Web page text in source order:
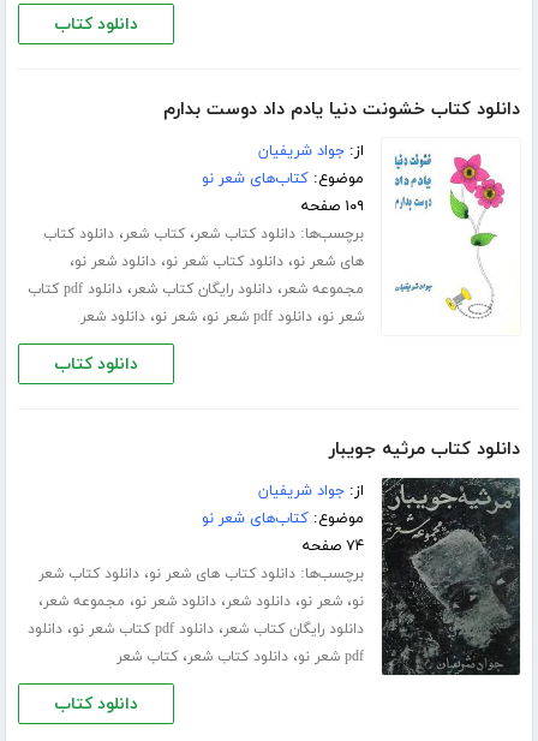
دانلود کتاب
دانلود کتاب خشونت دنیا یادم داد دوست بدارم
از:جواد شریفیان
موضوع:کتاب‌های شعر نو
۱۰۹ صفحه
برچسب‌ها:دانلود کتاب شعر،کتاب شعر،دانلود کتاب
های شعر نو،دانلود کتاب شعر نو،دانلود شعر نو،
مجموعه شعر،دانلود رایگان کتاب شعر،
دانلود pdf کتاب
شعر نو،دانلود pdf شعر نو ،شعر نو،دانلود شعر
دانلود کتاب
دانلود کتاب مرثیه جویبار
از:جواد شریفیان
موضوع:کتاب‌های شعر نو
۷۴ صفحه
برچسب‌ها:دانلود کتاب های شعر نو،دانلود کتاب شعر
نو،شعر نو،دانلود شعر،دانلود شعر نو، مجموعه شعر،
دانلود رایگان کتاب شعر،دانلود pdf کتاب شعر نو ،دانلود
pdf شعر نو
،دانلود کتاب شعر،کتاب شعر
دانلود کتاب